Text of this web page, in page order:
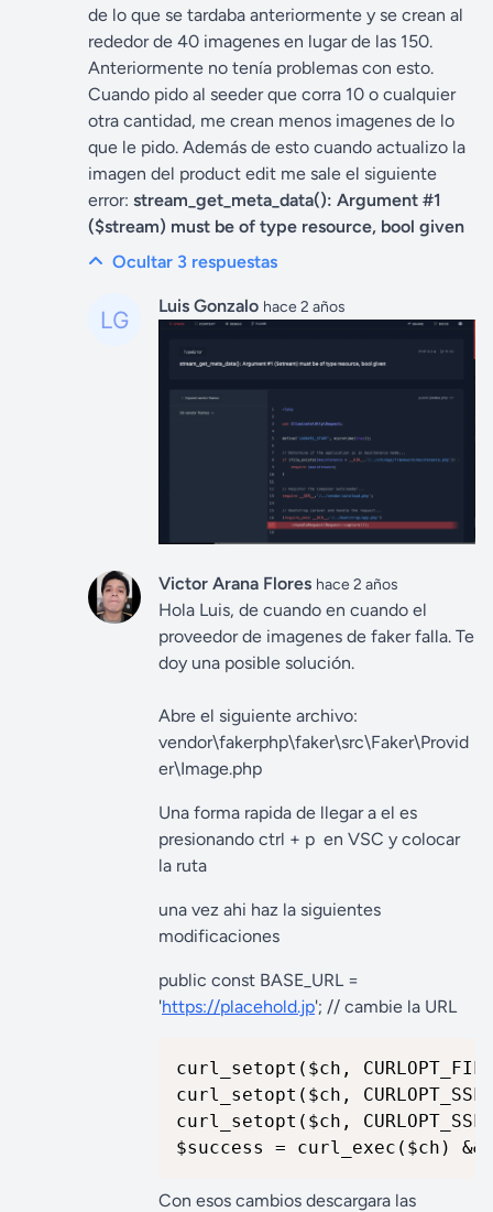
de lo que se tardaba anteriormente y se crean al
rededor de 40 imagenes en lugar de las 150.
Anteriormente no tenía problemas con esto.
Cuando pido al seeder que corra 10 o cualquier
otra cantidad, me crean menos imagenes de lo
que le pido. Además de esto cuando actualizo la
imagen del product edit me sale el siguiente
error: stream_get_meta_data(): Argument #1
($stream) must be of type resource, bool given
Ocultar 3 respuestas
Luis Gonzalo hace 2 años
Victor Arana Flores hace 2 años
Hola Luis, de cuando en cuando el
proveedor de imagenes de faker falla. Te
doy una posible solución.
Abre el siguiente archivo:
vendor\fakerphp\faker\src\Faker\Provid
er\Image.php
Una forma rapida de llegar a el es
presionando ctrl + p en VSC y colocar
la ruta
una vez ahi haz la siguientes
modificaciones
public const BASE_URL =
'https://placehold.jp'; // cambie la URL
curl_setopt($ch,
curl_setopt($ch,
curl_setopt($ch,
$success = curl_exec($ch) &&
Con esos cambios descargara las